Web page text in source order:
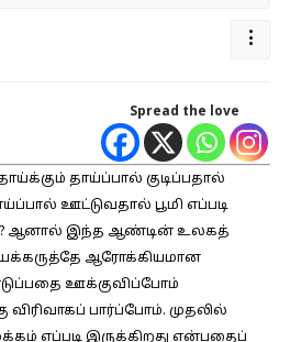
Spread the love
தாய்ப்பால் குடிப்பதால்
ஊட்டுவதால் பூமி எப்படி
ஆனால் இந்த ஆண்டின் உலகத்
ஆரோக்கியமான
ஊக்குவிப்போம்
பார்ப்போம். முதலில்
எப்படி இருக்கிறது என்பதைப்